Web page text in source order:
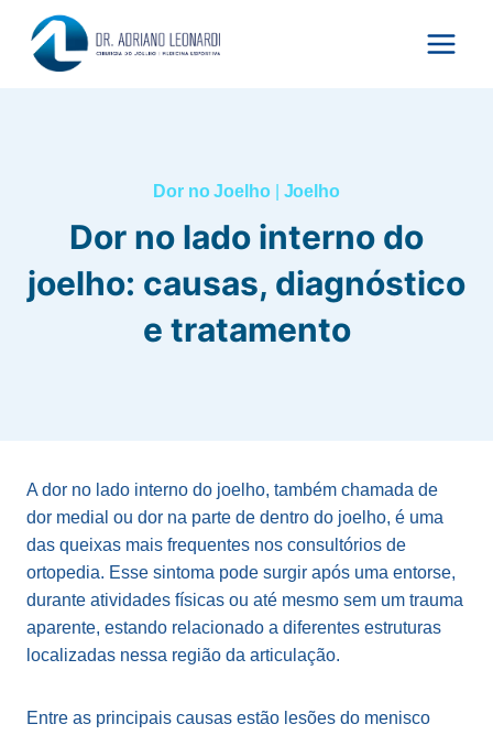
para
Dor no Joelho| Joelho
Dor no lado interno do
joelho: causas, diagnóstico
e tratamento
A dor no lado interno do joelho, também chamada de
dor medial ou dor na parte de dentro do joelho, é uma
das queixas mais frequentes nos consultórios de
ortopedia. Esse sintoma pode surgir após uma entorse,
durante atividades físicas ou até mesmo sem um trauma
aparente, estando relacionado a diferentes estruturas
localizadas nessa região da articulação.
Entre as principais causas estão lesões do menisco